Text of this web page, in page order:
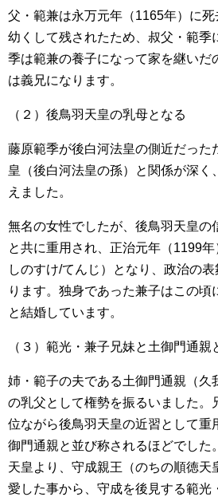
父・範兼は永万元年（1165年）に
幼くして残されたため、叔父・範季
季は範兼の養子になって家を継いだ
は義兄になります。
（２）後鳥羽天皇の乳母となる
藤原範季が後白河法皇の側近だった
皇（後白河法皇の孫）と関係が深く
えました。
無名の女性でしたが、後鳥羽天皇の
と共に重用され、正治元年（1199
しのすけ/てんじ）となり、政治の
ります。独身であった兼子はこの頃
と結婚しています。
（３）範光・兼子兄妹と土御門通親
姉・範子の夫である土御門通親（久
の乳父として権勢を振るいました。
位ながら後鳥羽天皇の近習として重
御門通親と並び称されるほどでした
天皇より、守成親王（のちの順徳天
愛した事から、守成を後見する範光